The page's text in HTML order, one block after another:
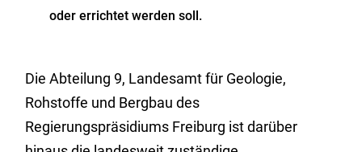
oder errichtet werden soll.
Die Abteilung 9, Landesamt für Geologie,
Rohstoffe und Bergbau des
Regierungspräsidiums Freiburg ist darüber